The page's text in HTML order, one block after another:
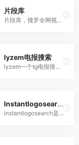
片段库
片段库，搜罗全网视频片段，ChatGPT推荐。
lyzem电报搜索
lyzem一个tg电报搜索引擎
Instantlogosearch|在线logo搜索网
instantlogosearch是国外一个专门提供标识Logo设计图标搜索的酷站